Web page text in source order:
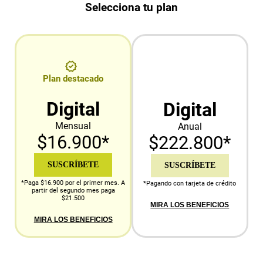
Selecciona tu plan
Plan destacado
Digital
Mensual
$16.900*
SUSCRÍBETE
*Paga $16.900 por el primer mes. A
partir del segundo mes paga
$21.500
MIRA LOS BENEFICIOS
Digital
Anual
$222.800*
SUSCRÍBETE
*Pagando con tarjeta de crédito
MIRA LOS BENEFICIOS